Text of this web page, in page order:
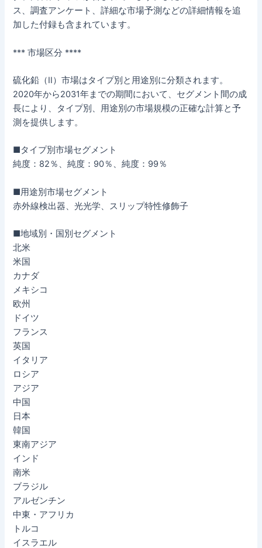
ス、調査アンケート、詳細な市場予測などの詳細情報を追
加した付録も含まれています。
*** 市場区分 ****
硫化鉛（II）市場はタイプ別と用途別に分類されます。
2020年から2031年までの期間において、セグメント間の成
長により、タイプ別、用途別の市場規模の正確な計算と予
測を提供します。
■タイプ別市場セグメント
純度：82％、純度：90％、純度：99％
■用途別市場セグメント
赤外線検出器、光光学、スリップ特性修飾子
■地域別・国別セグメント
北米
米国
カナダ
メキシコ
欧州
ドイツ
フランス
英国
イタリア
ロシア
アジア
中国
日本
韓国
東南アジア
インド
南米
ブラジル
アルゼンチン
中東・アフリカ
トルコ
イスラエル